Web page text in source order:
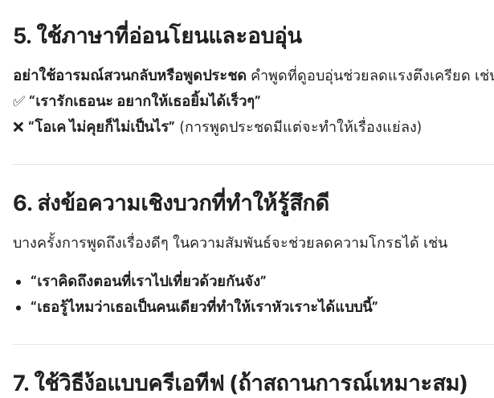
5. ใช้ภาษาที่อ่อนโยนและอบอุ่น
อย่าใช้อารมณ์สวนกลับหรือพูดประชด คำพูดที่ดูอบอุ่นช่วยลดแรงตึงเครียด เช่
✅ “เรารักเธอนะ อยากให้เธอยิ้มได้เร็วๆ”
❌ “โอเค ไม่คุยก็ไม่เป็นไร” (การพูดประชดมีแต่จะทำให้เรื่องแย่ลง)
6. ส่งข้อความเชิงบวกที่ทำให้รู้สึกดี
บางครั้งการพูดถึงเรื่องดีๆ ในความสัมพันธ์จะช่วยลดความโกรธได้ เช่น
“เราคิดถึงตอนที่เราไปเที่ยวด้วยกันจัง”
“เธอรู้ไหมว่าเธอเป็นคนเดียวที่ทำให้เราหัวเราะได้แบบนี้”
7. ใช้วิธีง้อแบบครีเอทีฟ (ถ้าสถานการณ์เหมาะสม)